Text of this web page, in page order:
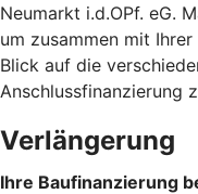
Neumarkt i.d.OPf. eG.
um zusammen mit
Blick auf die
Anschlussfinanzierung
Verlängerung
Ihre Baufinanzierung